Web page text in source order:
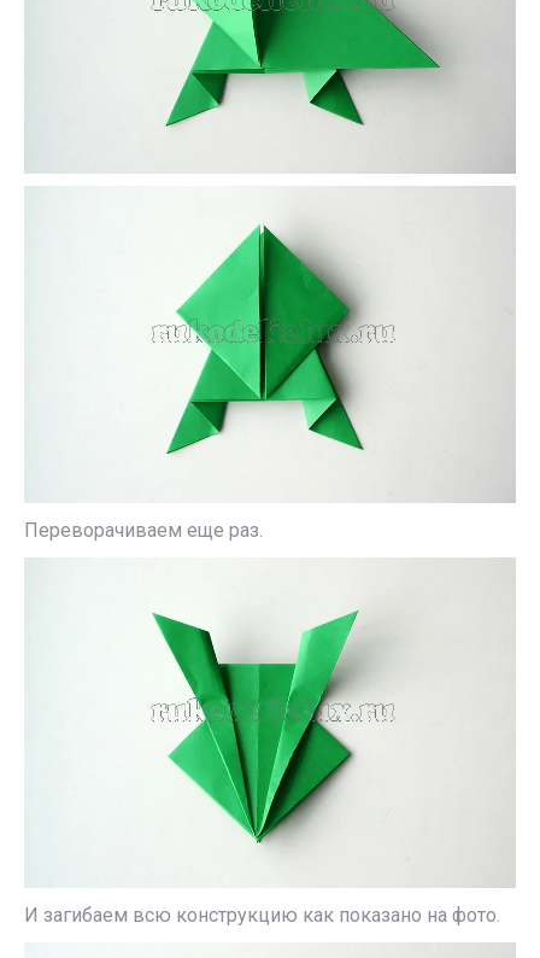
Переворачиваем еще раз.
И загибаем всю конструкцию как показано на фото.